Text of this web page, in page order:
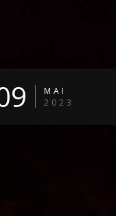
MAI
2023